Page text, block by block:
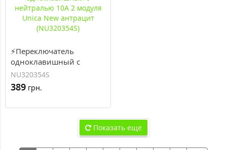
⚡Переключатель
одноклавишный с
нейтралью 10А 2 модуля
Unica New антрацит
(NU320354S)
NU320354S
389 грн.
Показать еще